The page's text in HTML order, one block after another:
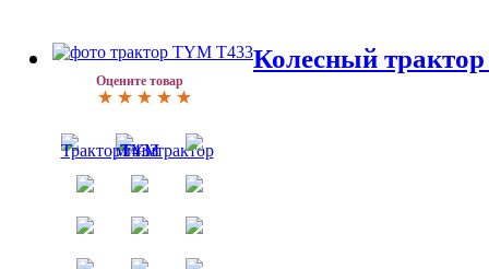
Оцените товар
Колесный